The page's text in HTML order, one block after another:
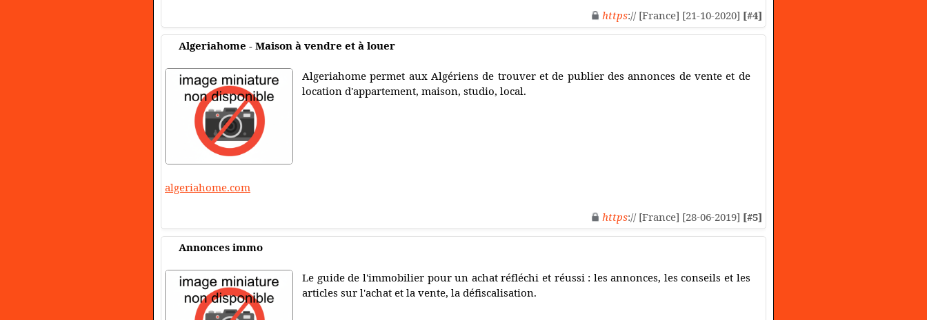
https:// [France] [21-10-2020] [#4]
Algeriahome - Maison à vendre et à louer
Algeriahome permet aux Algériens de trouver et de publier des annonces de vente et de
location d'appartement, maison, studio, local.
algeriahome.com
https:// [France] [28-06-2019] [#5]
Annonces immo
Le guide de l'immobilier pour un achat réfléchi et réussi : les annonces, les conseils et les
articles sur l'achat et la vente, la défiscalisation.